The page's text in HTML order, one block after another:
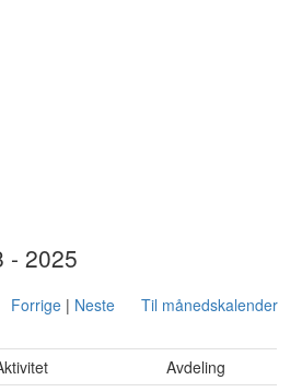
- 2025
Forrige| Neste Til månedskalender
Avdeling